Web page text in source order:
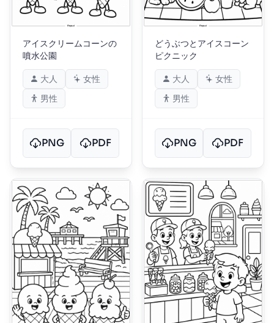
アイスクリームコーンの
噴水公園
大人
女性
男性
PNG PDF
どうぶつとアイスコーン
ピクニック
大人
女性
男性
PNG PDF